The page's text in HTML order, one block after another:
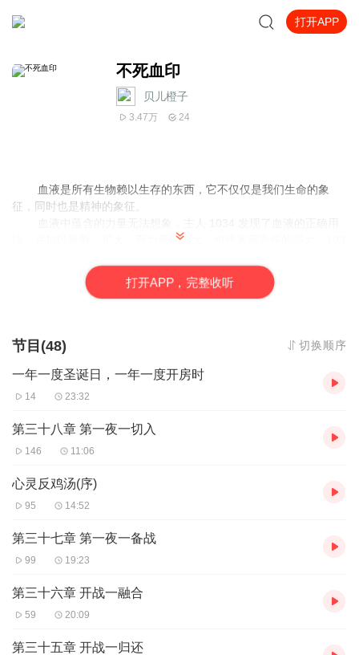
打开APP
不死血印
贝儿橙子
3.47万 24
血液是所有生物赖以生存的东西，它不仅仅是我们生命的象
征，同时也是精神的象征。
法，并加以发散，扩大，而力量的强大，也代表着责任的强大，103
他该如何拯救自己，和他身边的人。
再次专辑中，我还会附带一些番外篇 以及自己创作的一些原创作品
打开APP，完整收听
节目(48) 切换顺序
一年一度圣诞日，一年一度开房时
14 23:32
第三十八章 第一夜一切入
146 11:06
心灵反鸡汤(序)
95 14:52
第三十七章 第一夜一备战
99 19:23
第三十六章 开战一融合
59 20:09
第三十五章 开战一归还